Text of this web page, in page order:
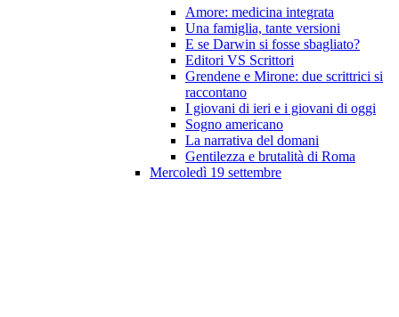
Amore: medicina integrata
Una famiglia, tante versioni
E se Darwin si fosse sbagliato?
Editori VS Scrittori
Grendene e Mirone: due scrittrici si
raccontano
I giovani di ieri e i giovani di oggi
Sogno americano
La narrativa del domani
Gentilezza e brutalità di Roma
Mercoledì 19 settembre